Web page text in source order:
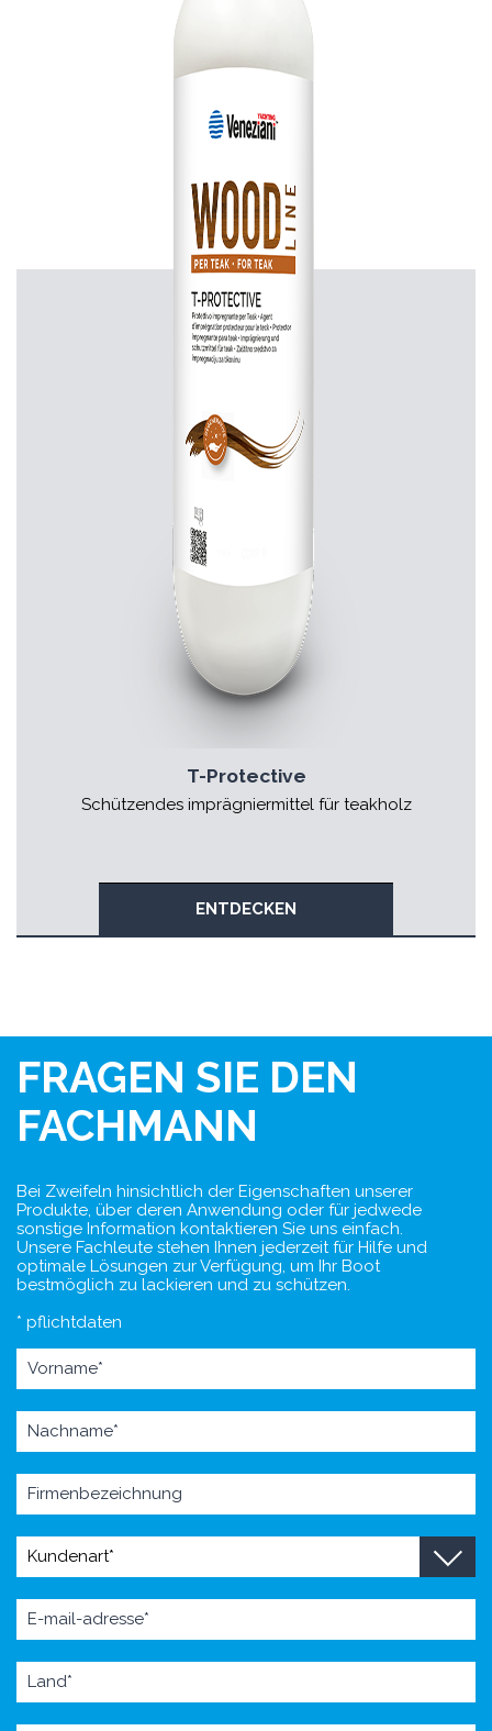
T-Protective
Schützendes imprägniermittel für teakholz
ENTDECKEN
FRAGEN SIE DEN
FACHMANN
Bei Zweifeln hinsichtlich der Eigenschaften unserer
Produkte, über deren Anwendung oder für jedwede
sonstige Information kontaktieren Sie uns einfach.
Unsere Fachleute stehen Ihnen jederzeit für Hilfe und
optimale Lösungen zur Verfügung, um Ihr Boot
bestmöglich zu lackieren und zu schützen.
* pflichtdaten